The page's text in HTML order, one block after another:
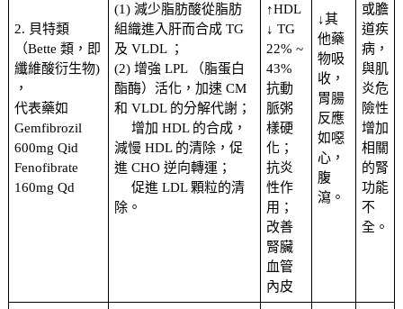
2. 貝特類
（Bette 類，即
纖維酸衍生物)
，
代表藥如
Gemfibrozil
600mg Qid
Fenofibrate
160mg Qd
(1) 減少脂肪酸從脂肪
組織進入肝而合成 TG
及 VLDL ；
(2) 增強 LPL （脂蛋白
酯酶）活化，加速 CM
和 VLDL 的分解代謝；
增加 HDL 的合成，
減慢 HDL 的清除，促
進 CHO 逆向轉運；
促進 LDL 顆粒的清
除。
↑HDL
↓ TG
22% ~
43%
抗動
脈粥
樣硬
化；
抗炎
性作
用；
改善
腎臟
血管
內皮
↓其
他藥
物吸
收，
胃腸
反應
如噁
心，
腹
瀉。
或膽
道疾
病，
與肌
炎危
險性
增加
相關
的腎
功能
不
全。